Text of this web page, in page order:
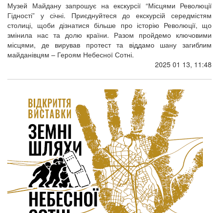
Музей Майдану запрошує на екскурсії “Місцями Революції
Гідності” у січні. Приєднуйтеся до екскурсій середмістям
столиці, щоби дізнатися більше про історію Революції, що
змінила нас та долю країни. Разом пройдемо ключовими
місцями, де вирував протест та віддамо шану загиблим
майданівцям – Героям Небесної Сотні.
2025 01 13, 11:48